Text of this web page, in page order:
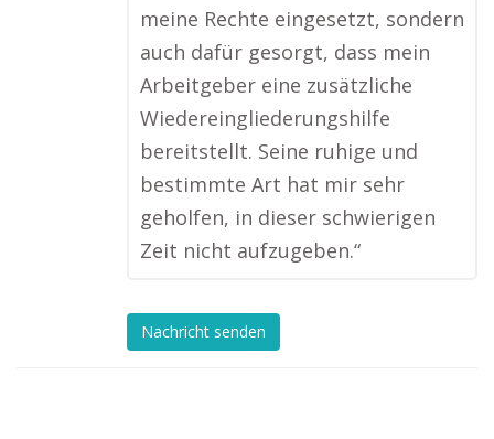
meine Rechte eingesetzt, sondern
auch dafür gesorgt, dass mein
Arbeitgeber eine zusätzliche
Wiedereingliederungshilfe
bereitstellt. Seine ruhige und
bestimmte Art hat mir sehr
geholfen, in dieser schwierigen
Zeit nicht aufzugeben.“
Nachricht senden